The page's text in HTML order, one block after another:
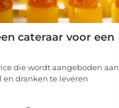
cateraar voor een
die wordt aangeboden aan
en dranken te leveren